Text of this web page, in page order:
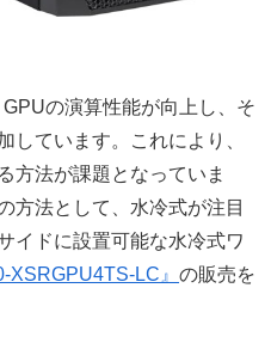
の演算性能が向上し、そ
しています。これにより、
方法が課題となっていま
方法として、水冷式が注目
イドに設置可能な水冷式ワ
XSRGPU4TS-LC』 の販売を